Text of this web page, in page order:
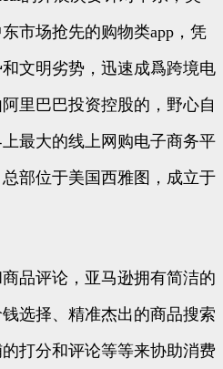
市场抢先的购物类app，凭
文明劣势，迅速成爲跨境电
里巴巴投资控股的，野心自
最大的线上网购电子商务平
部位于美国西雅图，成立于
品评论，亚马逊拥有简洁的
选择、精准杰出的商品搜索
打分和评论等等来协助消费